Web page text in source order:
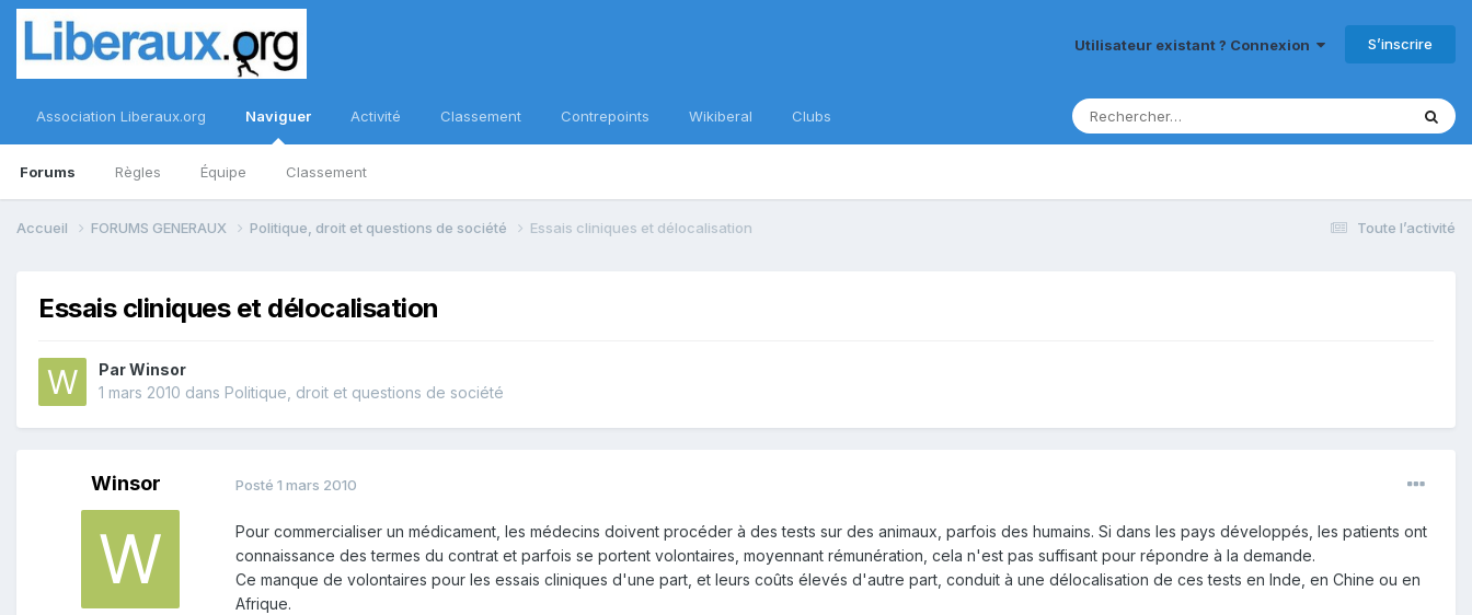
Utilisateur existant ? Connexion S’inscrire
Association Liberaux.org Naviguer
Forums Règles Équipe Classement
Activité Classement Contrepoints Wikiberal Clubs
Toute l’activité
Accueil FORUMS GENERAUX Politique, droit et questions de société Essais cliniques et délocalisation
Essais cliniques et délocalisation
ParWinsor
1 mars 2010 dans Politique, droit et questions de société
Winsor Posté 1 mars 2010
Pour commercialiser un médicament, les médecins doivent procéder à des tests sur des animaux, parfois des humains. Si dans les pays développés, les patients ont
connaissance des termes du contrat et parfois se portent volontaires, moyennant rémunération, cela n'est pas suffisant pour répondre à la demande.
Ce manque de volontaires pour les essais cliniques d'une part, et leurs coûts élevés d'autre part, conduit à une délocalisation de ces tests en Inde, en Chine ou en
Afrique.